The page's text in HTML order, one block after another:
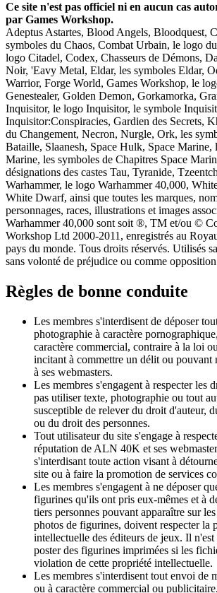
Ce site n'est pas officiel ni en aucun cas
par Games Workshop.
Adeptus Astartes, Blood Angels, Bloodquest,
symboles du Chaos, Combat Urbain, le logo
logo Citadel, Codex, Chasseurs de Démons,
Noir, 'Eavy Metal, Eldar, les symboles Eldar,
Warrior, Forge World, Games Workshop, le
Genestealer, Golden Demon, Gorkamorka,
Inquisitor, le logo Inquisitor, le symbole
Inquisitor:Conspiracies, Gardien des Secrets,
du Changement, Necron, Nurgle, Ork, les
Bataille, Slaanesh, Space Hulk, Space Marine,
Marine, les symboles de Chapitres Space
désignations des castes Tau, Tyranide,
Warhammer, le logo Warhammer 40,000,
White Dwarf, ainsi que toutes les marques,
personnages, races, illustrations et images
Warhammer 40,000 sont soit ®, TM et/ou ©
Workshop Ltd 2000-2011, enregistrés au
pays du monde. Tous droits réservés. Utilisés
sans volonté de préjudice ou comme
Règles de bonne conduite
Les membres s'interdisent de déposer
photographie à caractère
caractère commercial, contraire à la loi
incitant à commettre un délit ou
à ses webmasters.
Les membres s'engagent à respecter les
pas utiliser texte, photographie ou tout
susceptible de relever du droit d'auteur,
ou du droit des personnes.
Tout utilisateur du site s'engage à
réputation de ALN 40K et ses
s'interdisant toute action visant à
site ou à faire la promotion de services
Les membres s'engagent à ne déposer
figurines qu'ils ont pris eux-mêmes et à
tiers personnes pouvant apparaître sur
photos de figurines, doivent respecter la
intellectuelle des éditeurs de jeux. Il n'est
poster des figurines imprimées si les
violation de cette propriété intellectuelle.
Les membres s'interdisent tout envoi de
ou à caractère commercial ou publicitaire.